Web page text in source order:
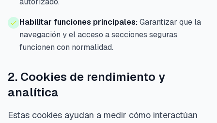
Habilitar funciones principales:Garantizar que la
navegación y el acceso a secciones seguras
funcionen con normalidad.
2. Cookies de rendimiento y
analítica
Estas cookies ayudan a medir cómo interactúan